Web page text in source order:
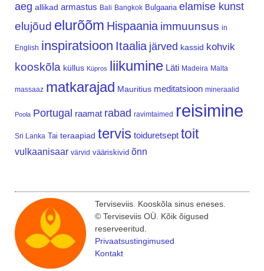
aeg allikad armastus Bali Bangkok Bulgaaria elamise kunst
elujõud elurõõm Hispaania immuunsus in
English inspiratsioon Itaalia järved kassid kohvik
kooskõla küllus Küpros liikumine Läti Madeira Malta
massaaz matkarajad Mauritius meditatsioon mineraalid
Poola Portugal raamat rabad ravimtaimed reisimine
Sri Lanka Tai teraapiad tervis toiduretsept toit
vulkaanisaar värvid vääriskivid õnn
Terviseviis. Kooskõla sinus eneses.
© Terviseviis OÜ. Kõik õigused
reserveeritud.
Privaatsustingimused
Kontakt